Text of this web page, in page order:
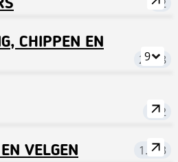
72
CHIPPEN EN
2.838
9
302
VELGEN 1.683